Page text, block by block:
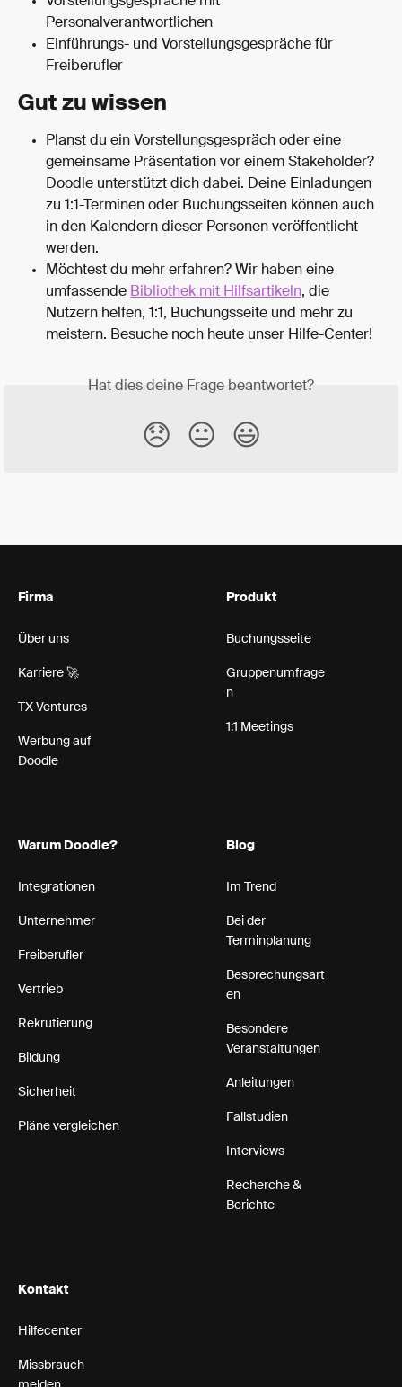
Personalverantwortlichen
Einführungs- und Vorstellungsgespräche für
Freiberufler
Gut zu wissen
Planst du ein Vorstellungsgespräch oder eine
gemeinsame Präsentation vor einem Stakeholder?
Doodle unterstützt dich dabei. Deine Einladungen
zu 1:1-Terminen oder Buchungsseiten können auch
in den Kalendern dieser Personen veröffentlicht
werden.
Möchtest du mehr erfahren? Wir haben eine
umfassende Bibliothek mit Hilfsartikeln, die
Nutzern helfen, 1:1, Buchungsseite und mehr zu
meistern. Besuche noch heute unser Hilfe-Center!
Hat dies deine Frage beantwortet?
😞 😐 😃
Firma
Über uns
Karriere 🚀
TX Ventures
Werbung auf
Doodle
Produkt
Buchungsseite
Gruppenumfrage
n
1:1 Meetings
Warum Doodle?
Integrationen
Unternehmer
Freiberufler
Vertrieb
Rekrutierung
Bildung
Sicherheit
Pläne vergleichen
Blog
Im Trend
Bei der
Terminplanung
Besprechungsart
en
Besondere
Veranstaltungen
Anleitungen
Fallstudien
Interviews
Recherche &
Berichte
Kontakt
Hilfecenter
Missbrauch